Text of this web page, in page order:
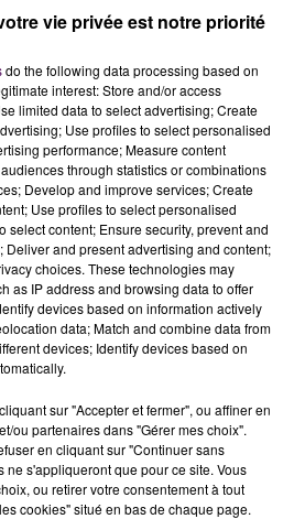
vie privée est notre priorité
do the following data processing based on
interest: Store and/or access
limited data to select advertising; Create
Use profiles to select personalised
performance; Measure content
through statistics or combinations
Develop and improve services; Create
Use profiles to select personalised
select content; Ensure security, prevent and
Deliver and present advertising and content;
choices. These technologies may
as IP address and browsing data to offer
devices based on information actively
data; Match and combine data from
devices; Identify devices based on
sur "Accepter et fermer", ou affiner en
ou partenaires dans "Gérer mes choix".
en cliquant sur "Continuer sans
ne s'appliqueront que pour ce site. Vous
ou retirer votre consentement à tout
cookies" situé en bas de chaque page.